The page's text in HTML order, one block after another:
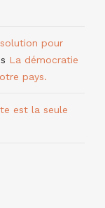
pour
La démocratie
pays.
est la seule